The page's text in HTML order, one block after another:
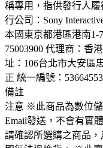
稱專用，指供發行人
行公司：Sony
本國東京都港區港南1-
75003900 代理商：香
址：106台北市大安區
正 統一編號：53664553
備註
注意 ※此商品為數位
Email發送，不會有實
請確認所選購之商品